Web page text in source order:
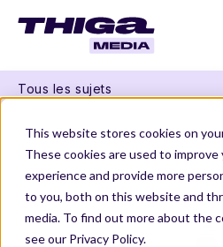
This website stores cookies on
These cookies are used to
experience and provide more
to you, both on this website and
media. To find out more about the
see our Privacy Policy.
Tous les sujets
Thiga Media
Le Dico du Produit